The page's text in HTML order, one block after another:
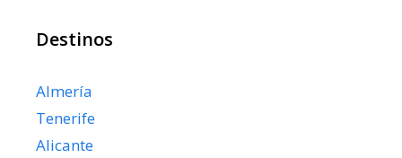
Destinos
Almería
Tenerife
Alicante